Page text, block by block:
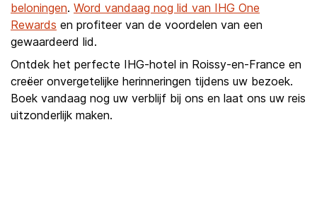
beloningen. Word vandaag nog lid van IHG One
Rewards en profiteer van de voordelen van een
gewaardeerd lid.
Ontdek het perfecte IHG-hotel in Roissy-en-France en
creëer onvergetelijke herinneringen tijdens uw bezoek.
Boek vandaag nog uw verblijf bij ons en laat ons uw reis
uitzonderlijk maken.